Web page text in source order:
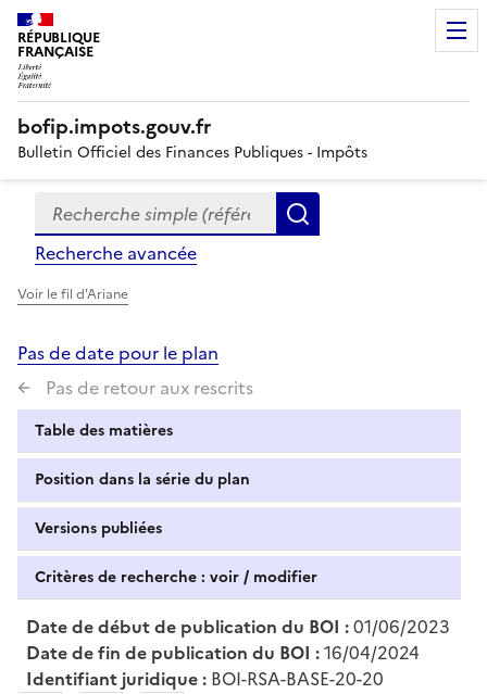
RÉPUBLIQUE
FRANÇAISE
bofip.impots.gouv.fr
Bulletin Officiel des Finances Publiques - Impôts
Formulaire
de
recherche
Recherche simple (références, mots clés, partie du
Recherche avancée
Voir le fil d'Ariane
Pas de date pour le plan
Pas de retour aux rescrits
Table des matières
Position dans la série du plan
Versions publiées
Critères de recherche : voir / modifier
Date de début de publication du BOI :01/06/2023
Date de fin de publication du BOI :16/04/2024
Identifiant juridique : BOI-RSA-BASE-20-20